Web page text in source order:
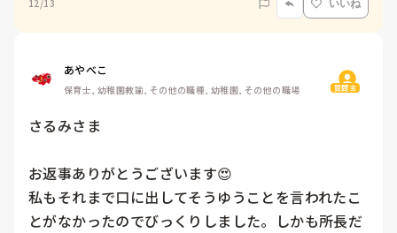
12/13 いいね
あやべこ
保育士, 幼稚園教諭, その他の職種, 幼稚園, その他の職場 質問主
さるみさま
お返事ありがとうございます😍
私もそれまで口に出してそうゆうことを言われたこ
とがなかったのでびっくりしました。しかも所長だ